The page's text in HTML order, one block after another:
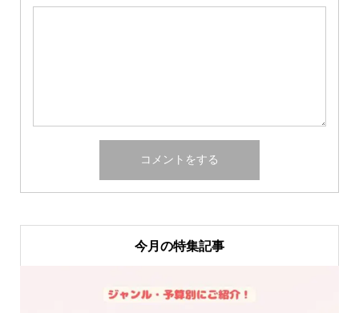
今月の特集記事